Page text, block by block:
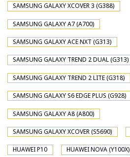
SAMSUNG GALAXY XCOVER 3 (G388)
SAMSUNG GALAXY A7 (A700)
SAMSUNG GALAXY ACE NXT (G313)
SAMSUNG GALAXY TREND 2 DUAL (G313)
SAMSUNG GALAXY TREND 2 LITE (G318)
SAMSUNG GALAXY S6 EDGE PLUS (G928)
SAMSUNG GALAXY A8 (A800)
SAMSUNG GALAXY XCOVER (S5690)
HUAWEI P10 HUAWEI NOVA (Y100X)